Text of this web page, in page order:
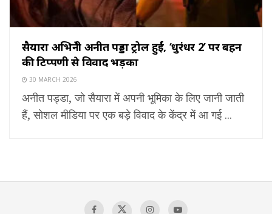
सैयारा अभिनेत्री अनीत पड्डा ट्रोल हुईं, ‘धुरंधर 2’ पर बहन
की टिप्पणी से विवाद भड़का
30 MARCH 2026
अनीत पड्डा, जो सैयारा में अपनी भूमिका के लिए जानी जाती
हैं, सोशल मीडिया पर एक बड़े विवाद के केंद्र में आ गई ...